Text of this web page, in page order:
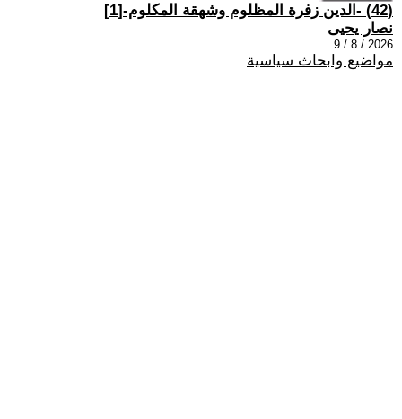
(42) -الدين زفرة المظلوم وشهقة المكلوم-[1]
نصار يحيى
2026 / 8 / 9
مواضيع وابحاث سياسية